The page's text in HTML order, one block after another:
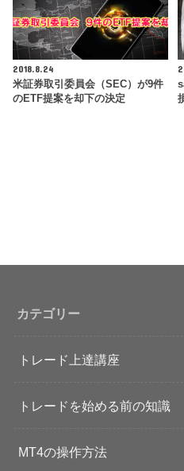
2018.8.24
米証券取引委員会（SEC）が9件
のETF提案を却下の決定
カテゴリー
トレード上達講座
トレードを始める前の知識
MT4の操作方法